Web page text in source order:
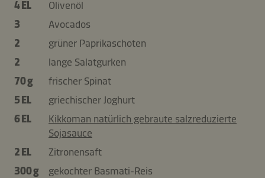
4 EL
Olivenöl
3
Avocados
2
grüner Paprikaschoten
2
lange Salatgurken
70 g
frischer Spinat
5 EL
griechischer Joghurt
6 EL
Kikkoman natürlich gebraute salzreduzierte
Sojasauce
2 EL
Zitronensaft
300 g
gekochter Basmati-Reis